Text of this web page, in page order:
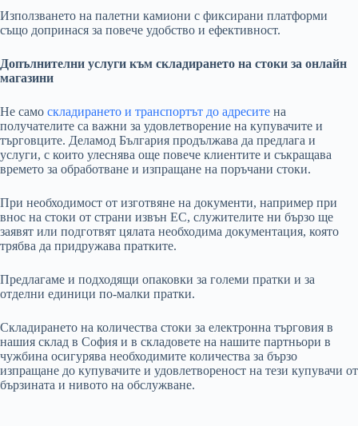
Използването на палетни камиони с фиксирани платформи
също допринася за повече удобство и ефективност.
Допълнителни услуги към складирането на стоки за онлайн
магазини
Не само складирането и транспортът до адресите на
получателите са важни за удовлетворение на купувачите и
търговците. Деламод България продължава да предлага и
услуги, с които улеснява още повече клиентите и съкращава
времето за обработване и изпращане на поръчани стоки.
При необходимост от изготвяне на документи, например при
внос на стоки от страни извън ЕС, служителите ни бързо ще
заявят или подготвят цялата необходима документация, която
трябва да придружава пратките.
Предлагаме и подходящи опаковки за големи пратки и за
отделни единици по-малки пратки.
Складирането на количества стоки за електронна търговия в
нашия склад в София и в складовете на нашите партньори в
чужбина осигурява необходимите количества за бързо
изпращане до купувачите и удовлетвореност на тези купувачи от
бързината и нивото на обслужване.